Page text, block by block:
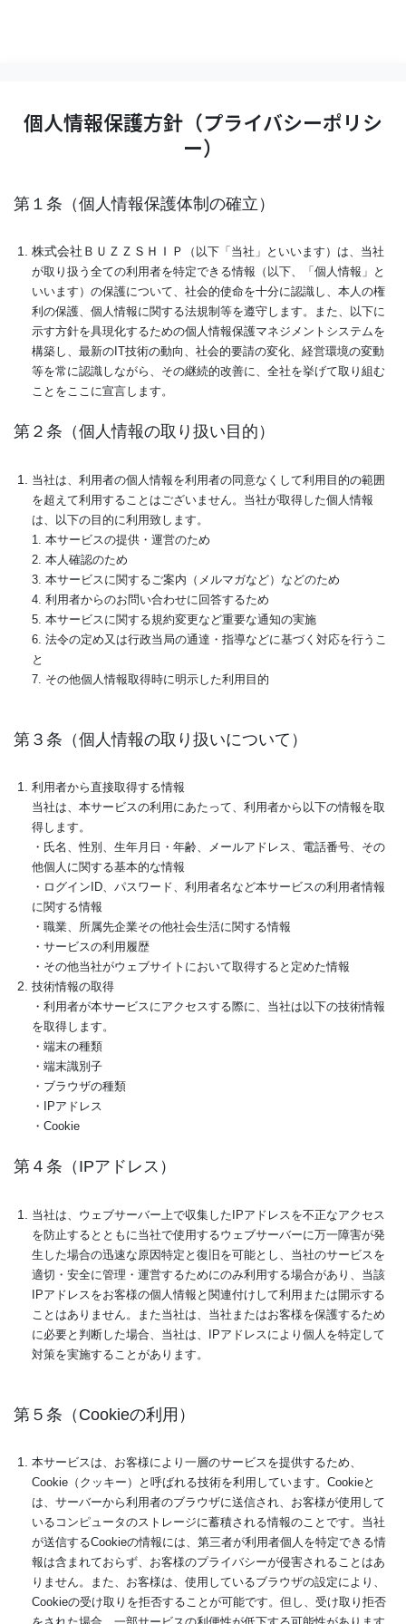
個人情報保護方針（プライバシーポリシ
ー）
第１条（個人情報保護体制の確立）
株式会社ＢＵＺＺＳＨＩＰ
（以下「当社」といいます）は、当社
が取り扱う全ての利用者を特定できる情報（以下、「個人情報」と
いいます）の保護について、社会的使命を十分に認識し、本人の権
利の保護、個人情報に関する法規制等を遵守します。また、以下に
示す方針を具現化するための個人情報保護マネジメントシステムを
構築し、最新のIT技術の動向、社会的要請の変化、経営環境の変動
等を常に認識しながら、その継続的改善に、全社を挙げて取り組む
ことをここに宣言します。
第２条（個人情報の取り扱い目的）
当社は、利用者の個人情報を利用者の同意なくして利用目的の範囲
を超えて利用することはございません。当社が取得した個人情報
は、以下の目的に利用致します。
1. 本サービスの提供・運営のため
2. 本人確認のため
3. 本サービスに関するご案内（メルマガなど）などのため
4. 利用者からのお問い合わせに回答するため
5. 本サービスに関する規約変更など重要な通知の実施
6. 法令の定め又は行政当局の通達・指導などに基づく対応を行うこ
と
7. その他個人情報取得時に明示した利用目的
第３条（個人情報の取り扱いについて）
利用者から直接取得する情報
当社は、本サービスの利用にあたって、利用者から以下の情報を取
得します。
・氏名、性別、生年月日・年齢、メールアドレス、電話番号、その
他個人に関する基本的な情報
・ログインID、パスワード、利用者名など本サービスの利用者情報
に関する情報
・職業、所属先企業その他社会生活に関する情報
・サービスの利用履歴
・その他当社がウェブサイトにおいて取得すると定めた情報
技術情報の取得
・利用者が本サービスにアクセスする際に、当社は以下の技術情報
を取得します。
・端末の種類
・端末識別子
・ブラウザの種類
・IPアドレス
・Cookie
第４条（IPアドレス）
当社は、ウェブサーバー上で収集したIPアドレスを不正なアクセス
を防止するとともに当社で使用するウェブサーバーに万一障害が発
生した場合の迅速な原因特定と復旧を可能とし、当社のサービスを
適切・安全に管理・運営するためにのみ利用する場合があり、当該
IPアドレスをお客様の個人情報と関連付けして利用または開示する
ことはありません。また当社は、当社またはお客様を保護するため
に必要と判断した場合、当社は、IPアドレスにより個人を特定して
対策を実施することがあります。
第５条（Cookieの利用）
本サービスは、お客様により一層のサービスを提供するため、
Cookie（クッキー）と呼ばれる技術を利用しています。Cookieと
は、サーバーから利用者のブラウザに送信され、お客様が使用して
いるコンピュータのストレージに蓄積される情報のことです。当社
が送信するCookieの情報には、第三者が利用者個人を特定できる情
報は含まれておらず、お客様のプライバシーが侵害されることはあ
りません。また、お客様は、使用しているブラウザの設定により、
Cookieの受け取りを拒否することが可能です。但し、受け取り拒否